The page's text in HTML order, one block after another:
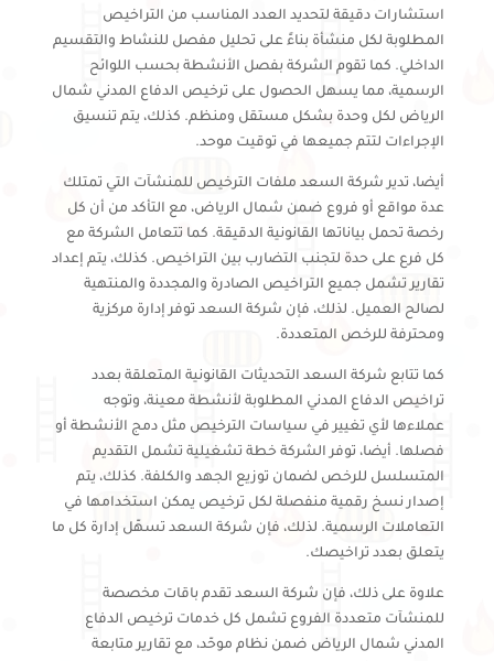
استشارات دقيقة لتحديد العدد المناسب من التراخيص
المطلوبة لكل منشأة بناءً على تحليل مفصل للنشاط والتقسيم
الداخلي. كما تقوم الشركة بفصل الأنشطة بحسب اللوائح
الرسمية، مما يسهل الحصول على ترخيص الدفاع المدني شمال
الرياض لكل وحدة بشكل مستقل ومنظم. كذلك، يتم تنسيق
الإجراءات لتتم جميعها في توقيت موحد.
أيضا، تدير شركة السعد ملفات الترخيص للمنشآت التي تمتلك
عدة مواقع أو فروع ضمن شمال الرياض، مع التأكد من أن كل
رخصة تحمل بياناتها القانونية الدقيقة. كما تتعامل الشركة مع
كل فرع على حدة لتجنب التضارب بين التراخيص. كذلك، يتم إعداد
تقارير تشمل جميع التراخيص الصادرة والمجددة والمنتهية
لصالح العميل. لذلك، فإن شركة السعد توفر إدارة مركزية
ومحترفة للرخص المتعددة.
كما تتابع شركة السعد التحديثات القانونية المتعلقة بعدد
تراخيص الدفاع المدني المطلوبة لأنشطة معينة، وتوجه
عملاءها لأي تغيير في سياسات الترخيص مثل دمج الأنشطة أو
فصلها. أيضا، توفر الشركة خطة تشغيلية تشمل التقديم
المتسلسل للرخص لضمان توزيع الجهد والكلفة. كذلك، يتم
إصدار نسخ رقمية منفصلة لكل ترخيص يمكن استخدامها في
التعاملات الرسمية. لذلك، فإن شركة السعد تسهّل إدارة كل ما
يتعلق بعدد تراخيصك.
علاوة على ذلك، فإن شركة السعد تقدم باقات مخصصة
للمنشآت متعددة الفروع تشمل كل خدمات ترخيص الدفاع
المدني شمال الرياض ضمن نظام موحّد، مع تقارير متابعة